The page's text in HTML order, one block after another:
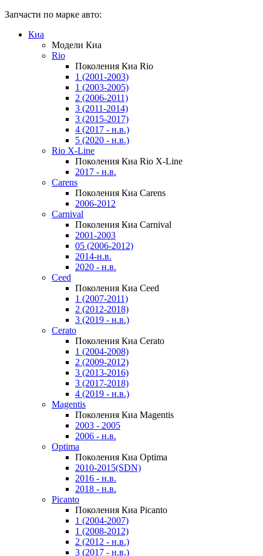
Запчасти по марке авто:
Киа
Модели Киа
Rio
Поколения Киа Rio
1 (2001-2003)
1 (2003-2005)
2 (2006-2011)
3 (2011-2014)
3 (2015-2017)
4 (2017 - н.в.)
5 (2020 - н.в.)
Rio X-Line
Поколения Киа Rio X-Line
2017 - н.в.
Carens
Поколения Киа Carens
2006-2012
Carnival
Поколения Киа Carnival
2001-2003
05 (2006-2012)
2014-н.в.
2020 - н.в.
Ceed
Поколения Киа Ceed
1 (2007-2011)
2 (2012-2018)
3 (2019 - н.в.)
Cerato
Поколения Киа Cerato
1 (2004-2008)
2 (2009-2012)
3 (2013-2016)
3 (2017-2018)
4 (2019 - н.в.)
Magentis
Поколения Киа Magentis
2003 - 2005
2006 - н.в.
Optima
Поколения Киа Optima
2010-2015(SDN)
2016 - н.в.
2018 - н.в.
Picanto
Поколения Киа Picanto
1 (2004-2007)
1 (2008-2012)
2 (2012 - н.в.)
3 (2017 - н.в.)